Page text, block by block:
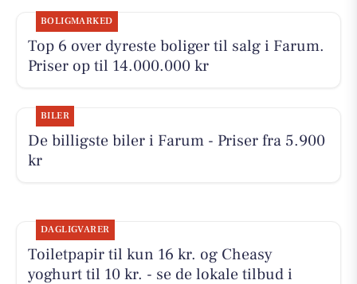
BOLIGMARKED
Top 6 over dyreste boliger til salg i Farum.
Priser op til 14.000.000 kr
BILER
De billigste biler i Farum - Priser fra 5.900
kr
DAGLIGVARER
Toiletpapir til kun 16 kr. og Cheasy
yoghurt til 10 kr. - se de lokale tilbud i